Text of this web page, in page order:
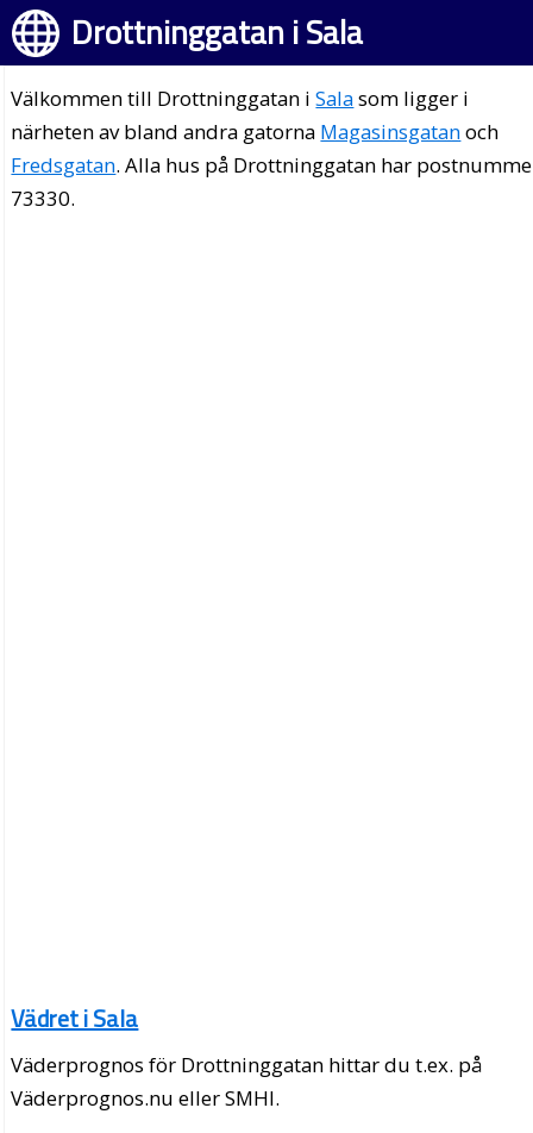
Drottninggatan i Sala
Välkommen till Drottninggatan iSalasom ligger i
närheten av bland andra gatorna Magasinsgatanoch
Fredsgatan. Alla hus på Drottninggatan har
73330.
Vädret i Sala
Väderprognos för Drottninggatan hittar du t.ex. på
Väderprognos.nu eller SMHI.